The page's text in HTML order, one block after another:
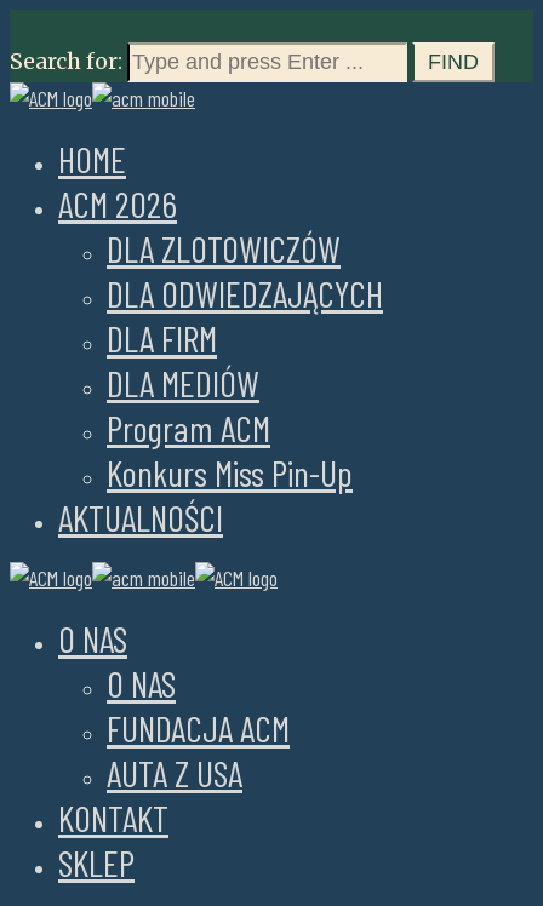
Search for:
HOME
ACM 2026
DLA ZLOTOWICZÓW
DLA ODWIEDZAJĄCYCH
DLA FIRM
DLA MEDIÓW
Program ACM
Konkurs Miss Pin-Up
AKTUALNOŚCI
O NAS
O NAS
FUNDACJA ACM
AUTA Z USA
KONTAKT
SKLEP